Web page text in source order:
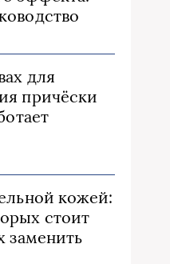
для
причёски
кожей:
стоит
заменить